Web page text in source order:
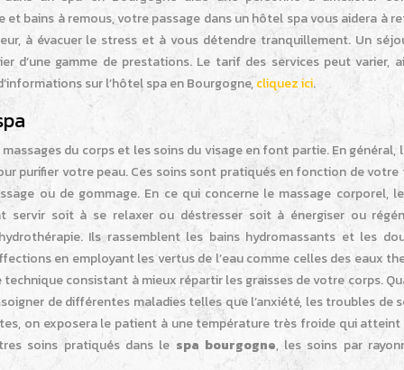
et bains à remous, votre passage dans un hôtel spa vous aidera à
à évacuer le stress et à vous détendre tranquillement. Un
d’une gamme de prestations. Le tarif des services peut varier,
sur l’hôtel spa en Bourgogne,cliquez ici.
du corps et les soins du visage en font partie. En général,
purifier votre peau. Ces soins sont pratiqués en fonction de votre
ou de gommage. En ce qui concerne le massage corporel,
servir soit à se relaxer ou déstresser soit à énergiser ou
Ils rassemblent les bains hydromassants et les
en employant les vertus de l’eau comme celles des eaux
technique consistant à mieux répartir les graisses de votre corps.
de différentes maladies telles que l’anxiété, les troubles de
on exposera le patient à une température très froide qui atteint
soins pratiqués dans le spa bourgogne, les soins par